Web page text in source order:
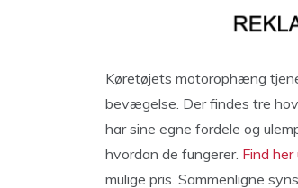
Køretøjets motorophæng
bevægelse. Der findes tre
har sine egne fordele og
hvordan de fungerer. Find her
mulige pris. Sammenligne